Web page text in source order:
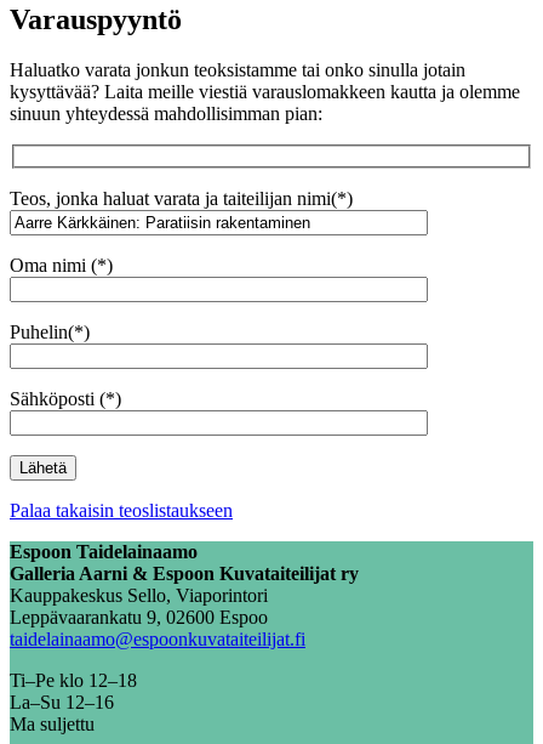
Varauspyyntö
Haluatko varata jonkun teoksistamme tai onko sinulla jotain
kysyttävää? Laita meille viestiä varauslomakkeen kautta ja olemme
sinuun yhteydessä mahdollisimman pian:
Teos, jonka haluat varata ja taiteilijan nimi(*)
Oma nimi (*)
Puhelin(*)
Sähköposti (*)
Palaa takaisin teoslistaukseen
Espoon Taidelainaamo
Galleria Aarni & Espoon Kuvataiteilijat ry
Kauppakeskus Sello, Viaporintori
Leppävaarankatu 9, 02600 Espoo
taidelainaamo@espoonkuvataiteilijat.fi
Ti–Pe klo 12–18
La–Su 12–16
Ma suljettu